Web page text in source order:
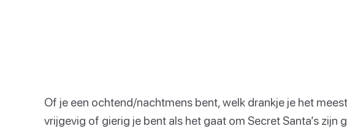
Of je een ochtend/nachtmens bent, welk drankje je het
vrijgevig of gierig je bent als het gaat om Secret Santa’s zijn